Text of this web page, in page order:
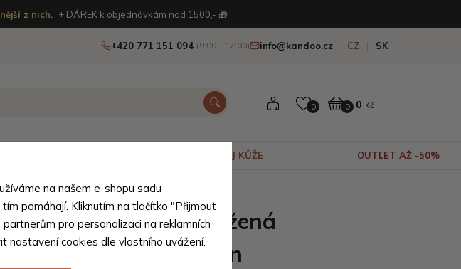
z nich. + DÁREK k objednávkám nad 1500,- 🎁
+420 771 151 094 (9:00 – 17:00) info@kandoo.cz CZ SK
0 0 0 Kč
VÝPRODEJ KŮŽE OUTLET AŽ -50%
> Peněženky pro muže z přírodní pravé kůže
Hnědá pánská kožená
peněženka Martien
na našem e-shopu sadu
pomáhají. Kliknutím na tlačítko "Přijmout
pro personalizaci na reklamních
nastavení cookies dle vlastního uvážení.